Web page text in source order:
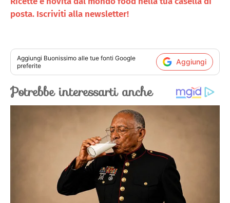
posta. Iscriviti alla newsletter!
Aggiungi Buonissimo alle tue fonti Google
preferite
Aggiungi